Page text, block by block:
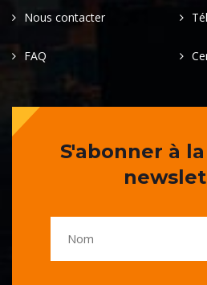
Nous contacter
FAQ
S'abonner à